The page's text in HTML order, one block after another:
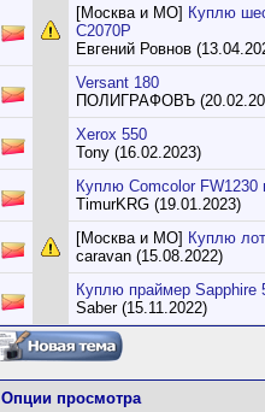
[Москва и МО] Куплю
C2070P
Евгений Ровнов
Versant 180
ПОЛИГРАФОВЪ
Xerox 550
Tony (16.02.2023)
Куплю Comcolor FW1230
TimurKRG (19.01.2023)
[Москва и МО] Куплю
caravan (15.08.2022)
Куплю праймер Sapphire
Saber (15.11.2022)
Опции просмотра